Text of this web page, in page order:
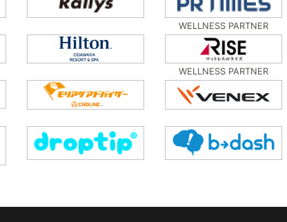
WELLNESS PARTNER
WELLNESS PARTNER